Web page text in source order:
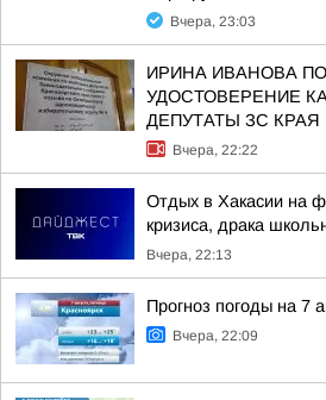
Вчера, 23:03
ИРИНА ИВАНОВА
УДОСТОВЕРЕНИЕ
ДЕПУТАТЫ ЗС КРАЯ
Вчера, 22:22
Отдых в Хакасии на
кризиса, драка
Вчера, 22:13
Прогноз погоды на 7
Вчера, 22:09